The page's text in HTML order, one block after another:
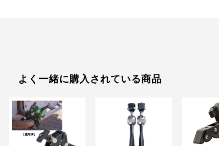
よく一緒に購入されている商品